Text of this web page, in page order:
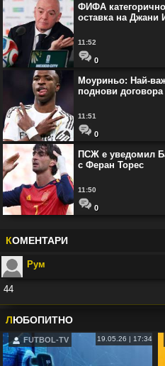
ФИФА
оставка на Джани
11:52
0
Моуриньо: Най-
поднови договора
11:51
0
ПСЖ е уведомил
с Феран Торес
11:50
0
КОМЕНТАРИ
Рум
44
Във: Рио Фърдинанд: Джуд
ЛЮБОПИТНО
FUTBOL-TV 19.05.26 | 17:34